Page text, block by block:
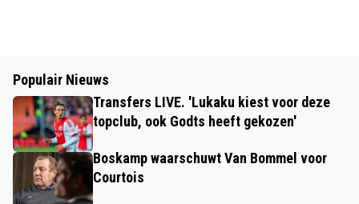
Populair Nieuws
Transfers LIVE. 'Lukaku kiest voor deze
topclub, ook Godts heeft gekozen'
Boskamp waarschuwt Van Bommel voor
Courtois